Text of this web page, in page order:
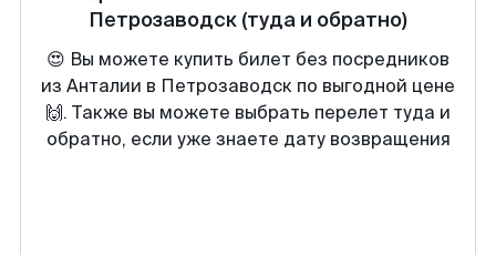
Петрозаводск (туда и обратно)
😍 Вы можете купить билет без посредников
из Анталии в Петрозаводск по выгодной цене
🙌. Также вы можете выбрать перелет туда и
обратно, если уже знаете дату возвращения